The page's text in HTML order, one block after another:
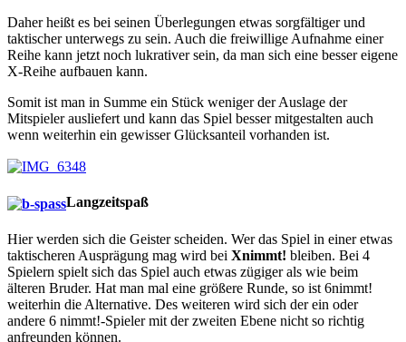
Daher heißt es bei seinen Überlegungen etwas sorgfältiger und
taktischer unterwegs zu sein. Auch die freiwillige Aufnahme einer
Reihe kann jetzt noch lukrativer sein, da man sich eine besser eigene
X-Reihe aufbauen kann.
Somit ist man in Summe ein Stück weniger der Auslage der
Mitspieler ausliefert und kann das Spiel besser mitgestalten auch
wenn weiterhin ein gewisser Glücksanteil vorhanden ist.
Langzeitspaß
Hier werden sich die Geister scheiden. Wer das Spiel in einer etwas
taktischeren Ausprägung mag wird bei Xnimmt! bleiben. Bei 4
Spielern spielt sich das Spiel auch etwas zügiger als wie beim
älteren Bruder. Hat man mal eine größere Runde, so ist 6nimmt!
weiterhin die Alternative. Des weiteren wird sich der ein oder
andere 6 nimmt!-Spieler mit der zweiten Ebene nicht so richtig
anfreunden können.